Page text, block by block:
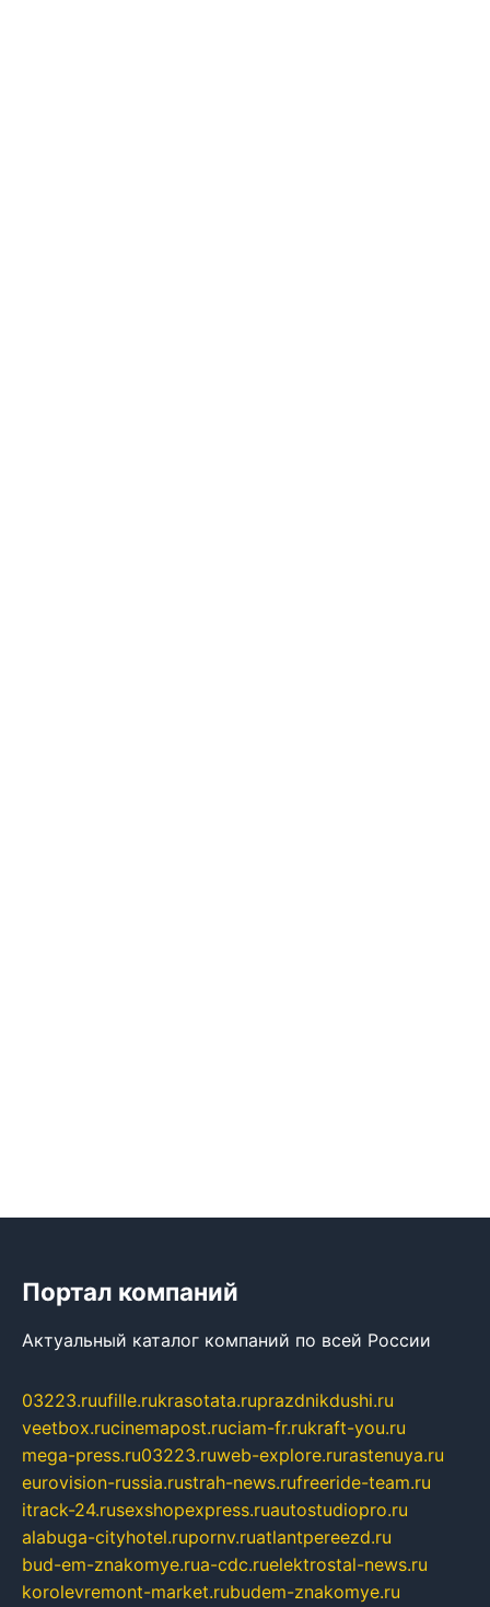
Портал компаний
Актуальный каталог компаний по всей России
03223.ruufille.rukrasotata.ruprazdnikdushi.ru
veetbox.rucinemapost.ruciam-fr.rukraft-you.ru
mega-press.ru03223.ruweb-explore.rurastenuya.ru
eurovision-russia.rustrah-news.rufreeride-team.ru
itrack-24.rusexshopexpress.ruautostudiopro.ru
alabuga-cityhotel.rupornv.ruatlantpereezd.ru
bud-em-znakomye.rua-cdc.ruelektrostal-news.ru
korolevremont-market.rubudem-znakomye.ru